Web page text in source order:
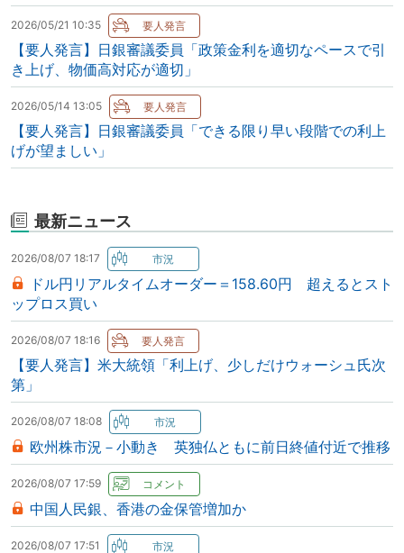
2026/05/21 10:35
【要人発言】日銀審議委員「政策金利を適切なペースで引
き上げ、物価高対応が適切」
2026/05/14 13:05
【要人発言】日銀審議委員「できる限り早い段階での利上
げが望ましい」
最新ニュース
2026/08/07 18:17
ドル円リアルタイムオーダー＝158.60円 超えるとスト
ップロス買い
2026/08/07 18:16
【要人発言】米大統領「利上げ、少しだけウォーシュ氏次
第」
2026/08/07 18:08
欧州株市況－小動き 英独仏ともに前日終値付近で推移
2026/08/07 17:59
中国人民銀、香港の金保管増加か
2026/08/07 17:51